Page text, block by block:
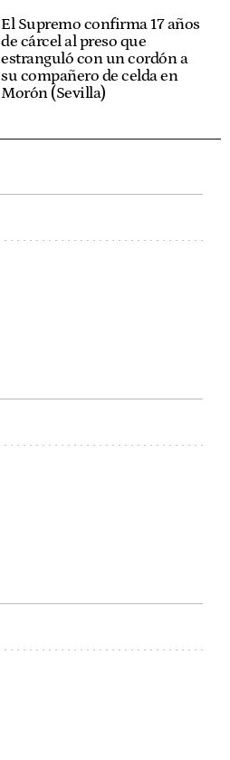
El Supremo confirma 17 años
de cárcel al preso que
estranguló con un cordón a
su compañero de celda en
Morón (Sevilla)